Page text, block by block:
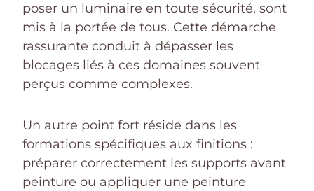
poser un luminaire en toute sécurité, sont
mis à la portée de tous. Cette démarche
rassurante conduit à dépasser les
blocages liés à ces domaines souvent
perçus comme complexes.
Un autre point fort réside dans les
formations spécifiques aux finitions :
préparer correctement les supports avant
peinture ou appliquer une peinture